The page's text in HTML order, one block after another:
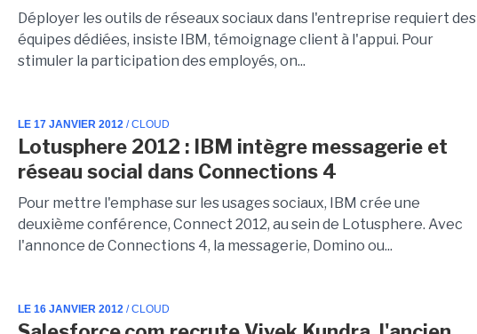
Déployer les outils de réseaux sociaux dans l'entreprise requiert des
équipes dédiées, insiste IBM, témoignage client à l'appui. Pour
stimuler la participation des employés, on...
LE 17 JANVIER 2012 / CLOUD
Lotusphere 2012 : IBM intègre messagerie et
réseau social dans Connections 4
Pour mettre l'emphase sur les usages sociaux, IBM crée une
deuxième conférence, Connect 2012, au sein de Lotusphere. Avec
l'annonce de Connections 4, la messagerie, Domino ou...
LE 16 JANVIER 2012 / CLOUD